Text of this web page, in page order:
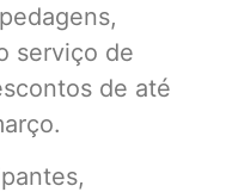
serviço de
de até